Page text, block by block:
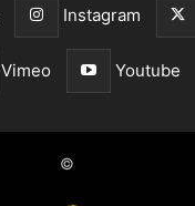
Instagram
Vimeo Youtube
©